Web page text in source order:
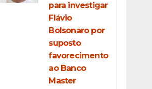
para investigar
Flávio
Bolsonaro por
suposto
favorecimento
ao Banco
Master